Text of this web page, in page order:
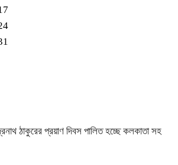
ঠাকুরের প্রয়াণ দিবস পালিত হচ্ছে কলকাতা সহ